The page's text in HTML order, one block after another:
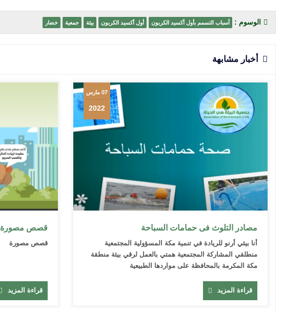
الوسوم : أسباب التسمم بأول أكسيد الكربون أول أكسيد الكربون بيئة جمعية خضار
أخبار مشابهة
07 مارس
2022
مصادر التلوث فى حمامات السباحة
أنا بيئي أرنو للريادة في تنمية مكة المسؤولية المجتمعية
منطلقي المشاركة المجتمعية همتي بالعمل لرقي بيئة منطقة
مكة المكرمة بالمحافظة على مواردها الطبيعية
قراءة المزيد
قصص مصورة
قصص مصورة
قراءة المزيد